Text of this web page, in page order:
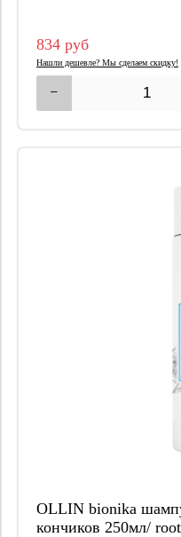
834 руб
Нашли дешевле? Мы сделаем скидку!
OLLIN bionika
кончиков 250мл/